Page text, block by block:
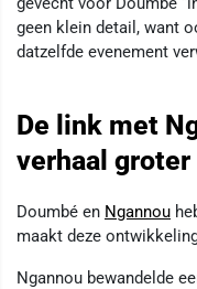
geen klein detail, want
datzelfde evenement
De link met
verhaal groter
Doumbé en Ngannou
maakt deze
Ngannou bewandelde